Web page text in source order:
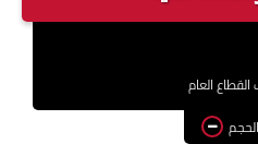
العام
الحجم